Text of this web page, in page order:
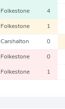
Folkestone 4
Folkestone 1
Carshalton 0
Folkestone 0
Folkestone 1